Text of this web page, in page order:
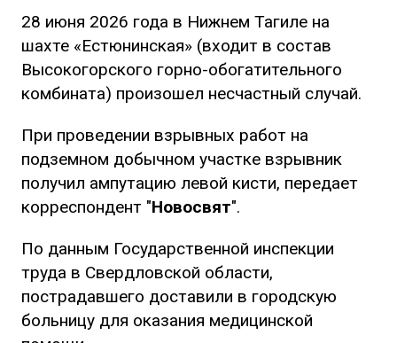
28 июня 2026 года в Нижнем Тагиле на
шахте «Естюнинская» (входит в состав
Высокогорского горно-обогатительного
комбината) произошел несчастный случай.
При проведении взрывных работ на
подземном добычном участке взрывник
получил ампутацию левой кисти, передает
корреспондент "Новосвят".
По данным Государственной инспекции
труда в Свердловской области,
пострадавшего доставили в городскую
больницу для оказания медицинской